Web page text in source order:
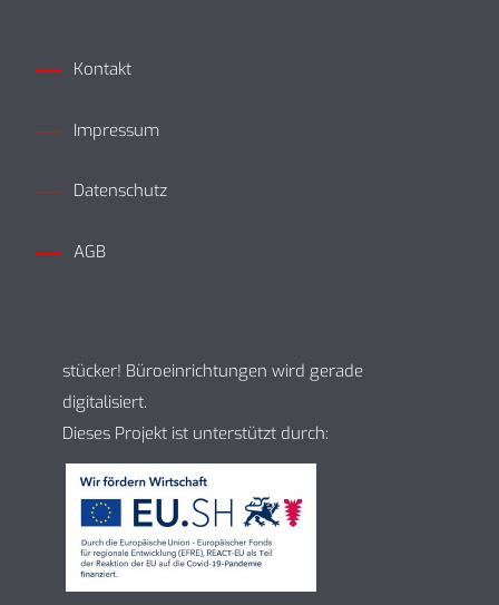
Kontakt
Impressum
Datenschutz
AGB
stücker! Büroeinrichtungen wird gerade
digitalisiert.
Dieses Projekt ist unterstützt durch: